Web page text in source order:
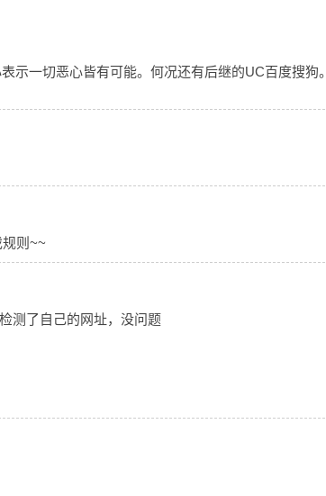
示一切恶心皆有可能。何况还有后继的UC百度搜狗。
则~~
测了自己的网址，没问题